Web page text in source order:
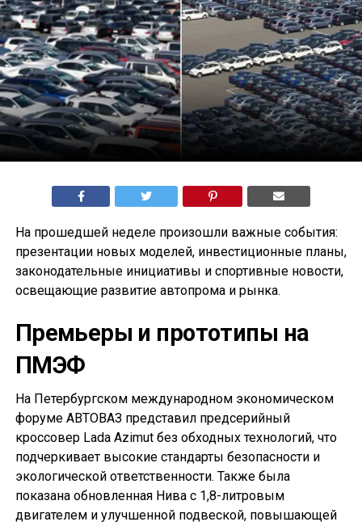
На прошедшей неделе произошли важные события:
презентации новых моделей, инвестиционные планы,
законодательные инициативы и спортивные новости,
освещающие развитие автопрома и рынка.
Премьеры и прототипы на
ПМЭФ
На Петербургском международном экономическом
форуме АВТОВАЗ представил предсерийный
кроссовер Lada Azimut без обходных технологий, что
подчеркивает высокие стандарты безопасности и
экологической ответственности. Также была
показана обновленная Нива с 1,8-литровым
двигателем и улучшенной подвеской, повышающей